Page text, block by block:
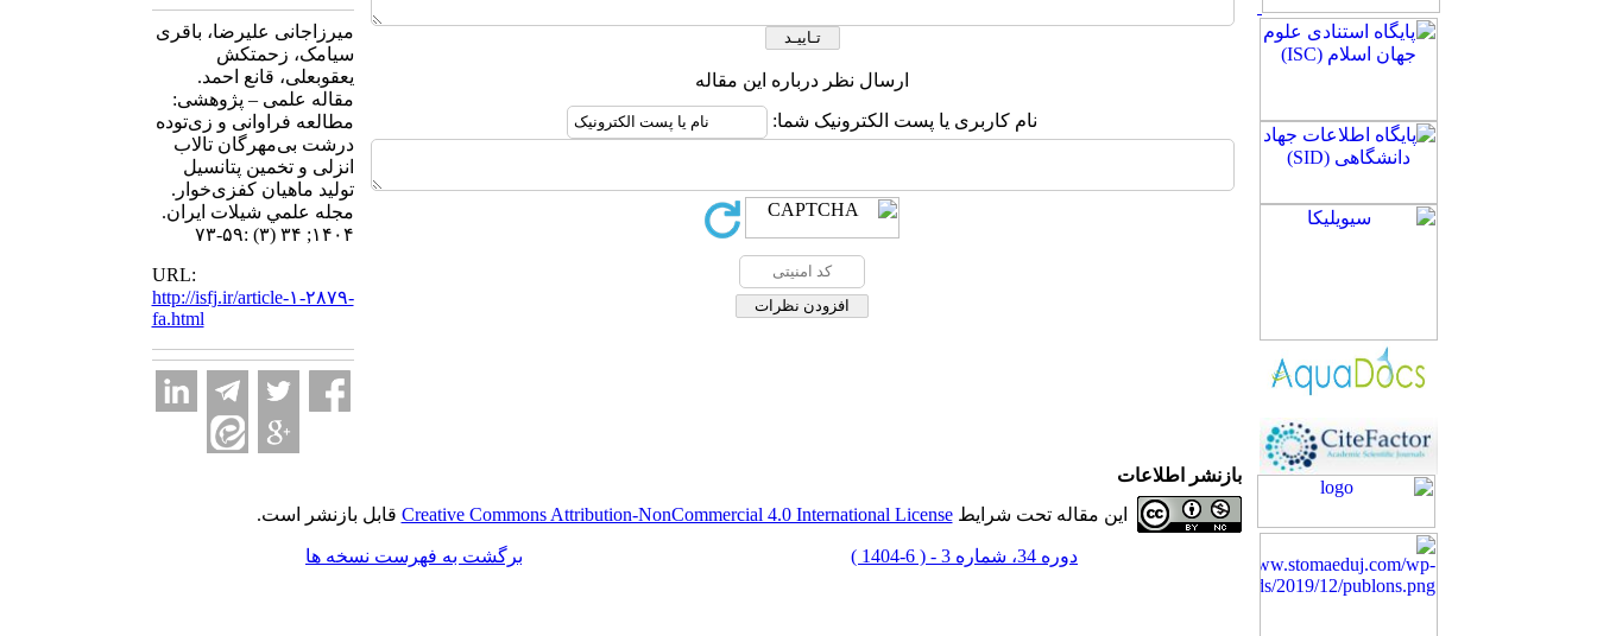
ارسال نظر درباره این مقاله
نام کاربری یا پست الکترونیک شما:
میرزاجانی علیرضا، باقری
سیامک، زحمتکش
یعقوبعلی، قانع احمد.
مقاله علمی – پژوهشی:‌
مطالعه فراوانی و زی‌‌توده
درشت بی‌مهر‌‌گان تالاب
انزلی و تخمین پتانسیل
تولید ماهیان کفزی‌خوار.
مجله علمي شيلات ايران.
۱۴۰۴; ۳۴ (۳) :۵۹-۷۳
URL:
http://isfj.ir/article-۱-۲۸۷۹-
fa.html
بازنشر اطلاعات
این مقاله تحت شرایطCreative Commons Attribution-NonCommercial 4.0 International License قابل بازنشر است.
دوره 34، شماره 3 - ( 6-1404 ) برگشت به فهرست نسخه ها